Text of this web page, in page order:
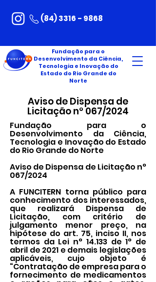
(84) 3316 - 9868
Fundação para o
Desenvolvimento da Ciência,
Tecnologia e Inovação do
Estado do Rio Grande do
Norte
Aviso de Dispensa de
Licitação n° 067/2024
Fundação para o
Desenvolvimento da Ciência,
Tecnologia e Inovação do Estado
do Rio Grande do Norte
Aviso de Dispensa de Licitação n°
067/2024
A FUNCITERN torna público para
conhecimento dos interessados,
que realizará Dispensa de
Licitação, com critério de
julgamento menor preço, na
hipótese do art. 75, inciso II, nos
termos da Lei n° 14.133 de 1° de
abril de 2021 e demais legislações
aplicáveis, cujo objeto é
“Contratação de empresa para o
fornecimento de medicamentos